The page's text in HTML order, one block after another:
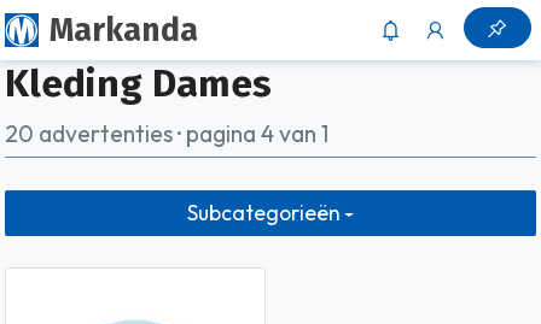
Markanda
Kleding Dames
20 advertenties · pagina 4 van 1
Subcategorieën